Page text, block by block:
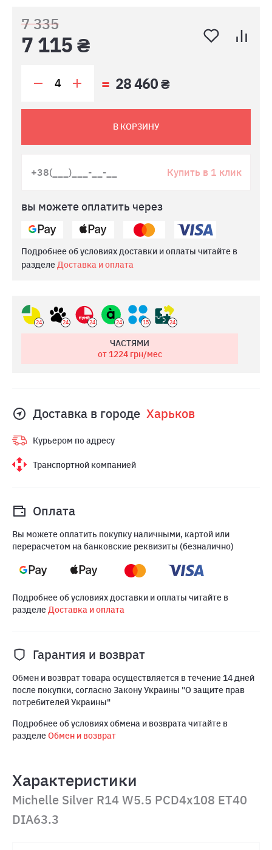
7 335
7 115 ₴
28 460 ₴
В КОРЗИНУ
Купить в 1 клик
вы можете оплатить через
Подробнее об условиях доставки и оплаты читайте в
разделеДоставка и оплата
24 24 24 24 15 24
ЧАСТЯМИ
от 1224грн/мес
Доставка в городе Харьков
Курьером по адресу
Транспортной компанией
Оплата
Вы можете оплатить покупку наличными, картой или
перерасчетом на банковские реквизиты (безналично)
Подробнее об условиях доставки и оплаты читайте в
разделеДоставка и оплата
Гарантия и возврат
Обмен и возврат товара осуществляется в течение 14 дней
после покупки, согласно Закону Украины "О защите прав
потребителей Украины"
Подробнее об условиях обмена и возврата читайте в
разделеОбмен и возврат
Характеристики
Michelle Silver R14 W5.5 PCD4x108 ET40
DIA63.3